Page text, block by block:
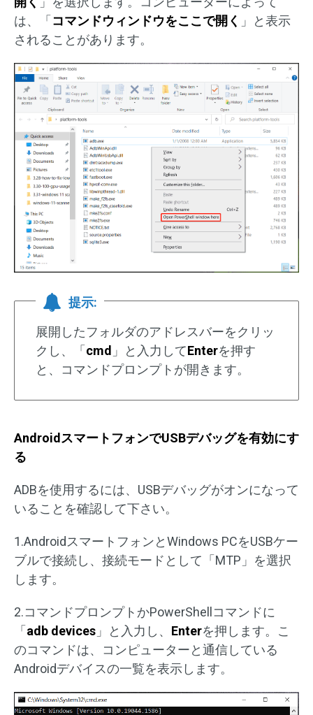
は、「 コマンドウィンドウをここで開く 」と表示
されることがあります。
提示:
展開したフォルダのアドレスバーをクリッ
クし、「 cmd 」と入力してEnterを押す
と、コマンドプロンプトが開きます。
AndroidスマートフォンでUSBデバッグを有効にす
る
ADBを使用するには、USBデバッグがオンになって
いることを確認して下さい。
1.AndroidスマートフォンとWindows PCをUSBケー
ブルで接続し、接続モードとして「MTP」を選択
します。
2.コマンドプロンプトかPowerShellコマンドに
「 adb devices 」と入力し、 Enterを押します。こ
のコマンドは、コンピューターと通信している
Androidデバイスの一覧を表示します。